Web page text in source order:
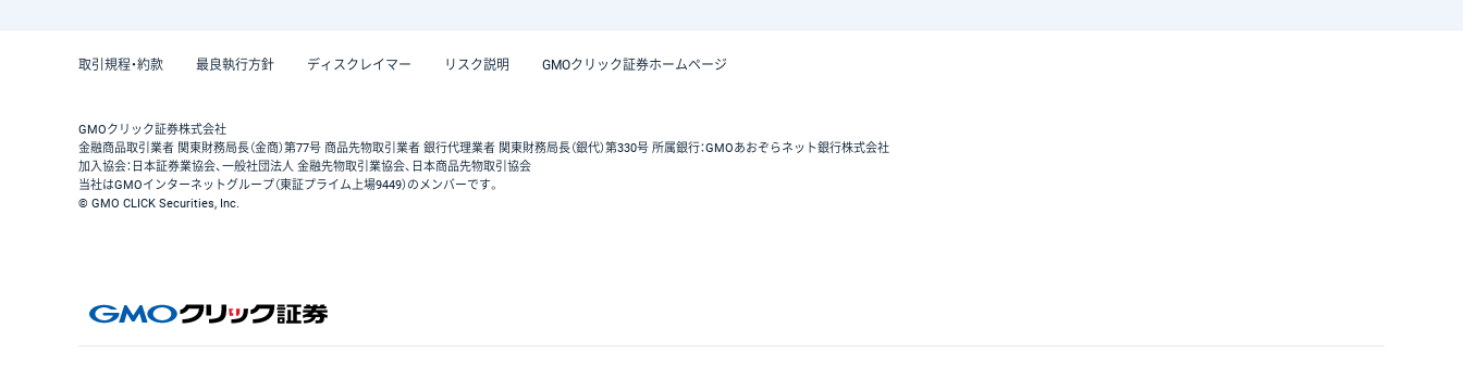
取引規程・約款 最良執行方針 ディスクレイマー リスク説明 GMOクリック証券ホームページ
GMOクリック証券株式会社
金融商品取引業者 関東財務局長（金商）第77号 商品先物取引業者 銀行代理業者 関東財務局長（銀代）第330号 所属銀行：GMOあおぞらネット銀行株式会社
加入協会：日本証券業協会、一般社団法人 金融先物取引業協会、日本商品先物取引協会
当社はGMOインターネットグループ（東証プライム上場9449）のメンバーです。
© GMO CLICK Securities, Inc.